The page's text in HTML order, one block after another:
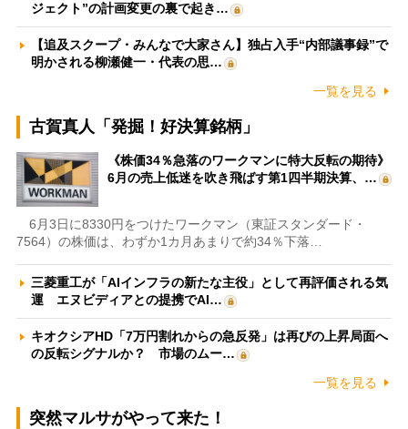
ジェクト”の計画変更の裏で起き…
【追及スクープ・みんなで大家さん】独占入手“内部議事録”で
明かされる柳瀬健一・代表の思…
一覧を見る
古賀真人「発掘！好決算銘柄」
《株価34％急落のワークマンに特大反転の期待》
6月の売上低迷を吹き飛ばす第1四半期決算、…
6月3日に8330円をつけたワークマン（東証スタンダード・
7564）の株価は、わずか1カ月あまりで約34％下落…
三菱重工が「AIインフラの新たな主役」として再評価される気
運 エヌビディアとの提携でAI…
キオクシアHD「7万円割れからの急反発」は再びの上昇局面へ
の反転シグナルか？ 市場のムー…
一覧を見る
突然マルサがやって来た！